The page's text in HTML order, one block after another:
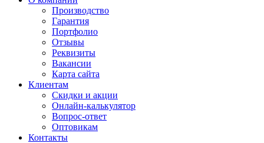
Производство
Гарантия
Портфолио
Отзывы
Реквизиты
Вакансии
Карта сайта
Клиентам
Скидки и акции
Онлайн-калькулятор
Вопрос-ответ
Оптовикам
Контакты